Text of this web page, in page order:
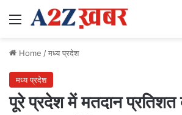
Menu
Home /मध्य प्रदेश
मध्य प्रदेश
पूरे प्रदेश में मतदान प्रतिशत